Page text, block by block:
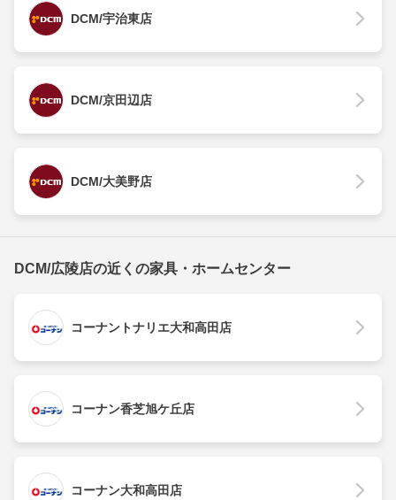
DCM/宇治東店
DCM/京田辺店
DCM/大美野店
DCM/広陵店の近くの家具・ホームセンター
コーナントナリエ大和高田店
コーナン香芝旭ケ丘店
コーナン大和高田店